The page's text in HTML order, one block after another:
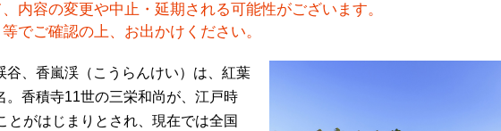
内容の変更や中止・延期される可能性がございます。
でご確認の上、お出かけください。
谷、香嵐渓（こうらんけい）は、紅葉
。香積寺11世の三栄和尚が、江戸時
とがはじまりとされ、現在では全国